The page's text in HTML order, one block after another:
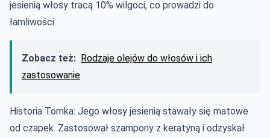
jesienią włosy tracą 10% wilgoci, co prowadzi do
łamliwości.
Zobacz też: Rodzaje olejów do włosów i ich
zastosowanie
Historia Tomka: Jego włosy jesienią stawały się matowe
od czapek. Zastosował szampony z keratyną i odzyskał